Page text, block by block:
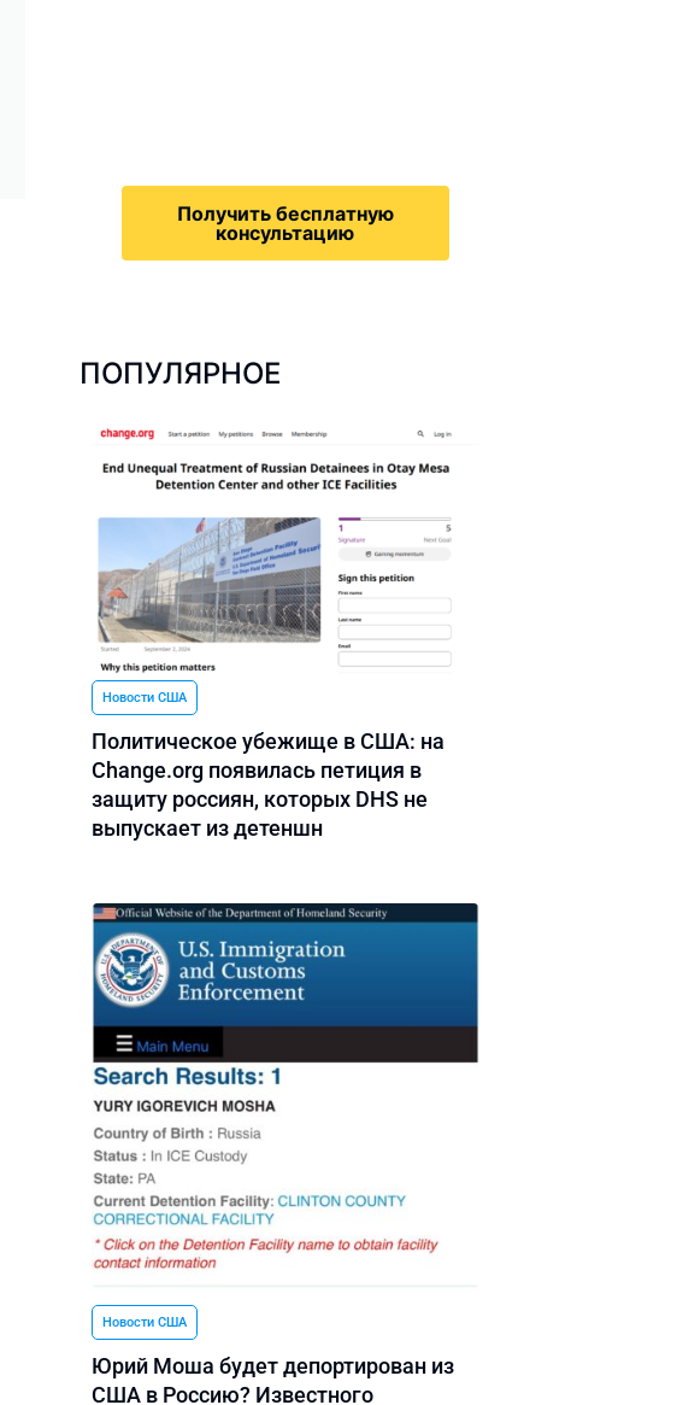
Получить бесплатную
консультацию
ПОПУЛЯРНОЕ
Новости США
Политическое убежище в США: на
Change.org появилась петиция в
защиту россиян, которых DHS не
выпускает из детеншн
Новости США
Юрий Моша будет депортирован из
США в Россию? Известного